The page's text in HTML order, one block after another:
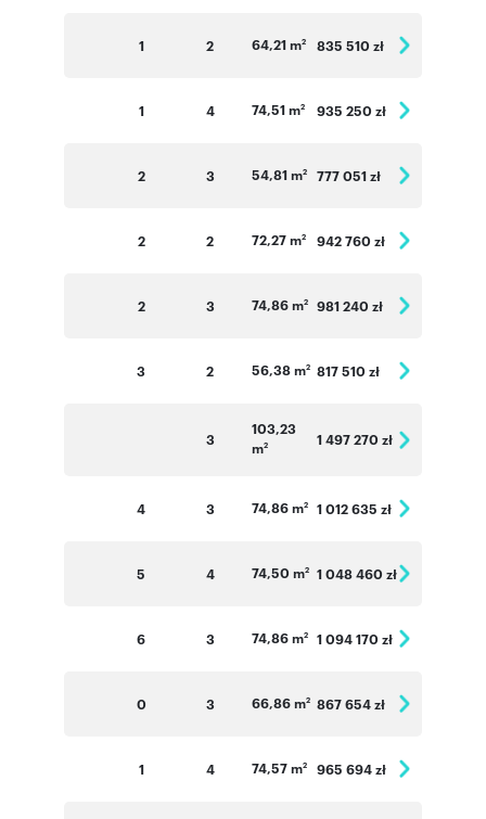
1 2 64,21 m2 835 510 zł
1 4 74,51 m2 935 250 zł
2 3 54,81 m2 777 051 zł
2 2 72,27 m2 942 760 zł
2 3 74,86 m2 981 240 zł
3 2 56,38 m2 817 510 zł
3
103,23
m2 1 497 270 zł
4 3 74,86 m2 1 012 635 zł
5 4 74,50 m2 1 048 460 zł
6 3 74,86 m2 1 094 170 zł
0 3 66,86 m2 867 654 zł
1 4 74,57 m2 965 694 zł